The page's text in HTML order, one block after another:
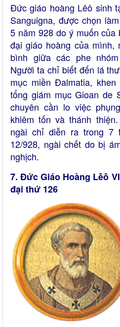
Đức giáo hoàng Lêô sinh
Sanguigna, được chọn
5 năm 928 do ý muốn của
đại giáo hoàng của
bình giữa các phe
Người ta chỉ biết đến lá
mục miền Đalmatia,
tổng giám mục Gioan de
chuyên cần lo việc
khiêm tốn và thánh
ngài chỉ diễn ra trong 7
12/928, ngài chết do bị
nghịch.
7. Đức Giáo Hoàng Lêô
đại thứ 126